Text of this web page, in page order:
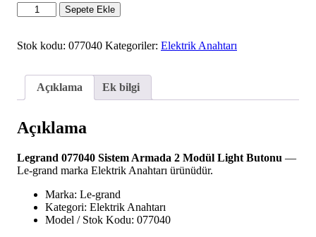
Legrand
077040
Armada
Light
Butonu
Sepete Ekle
Stok kodu: 077040 Kategoriler: Elektrik Anahtarı
Açıklama Ek bilgi
Açıklama
Legrand 077040 Sistem Armada 2 Modül Light Butonu —
Le-grand marka Elektrik Anahtarı ürünüdür.
Marka: Le-grand
Kategori: Elektrik Anahtarı
Model / Stok Kodu: 077040